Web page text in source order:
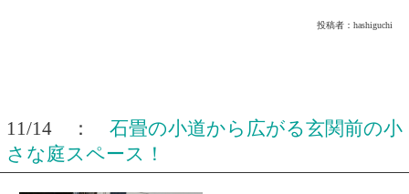
投稿者：hashiguchi
11/14 ： 石畳の小道から広がる玄関前の小
さな庭スペース！